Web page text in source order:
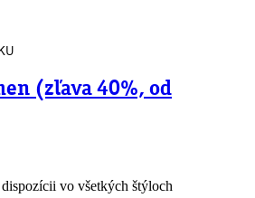
(zľava 40%, od
dispozícii vo všetkých štýloch